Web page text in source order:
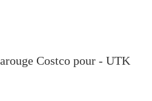
Costco pour - UTK